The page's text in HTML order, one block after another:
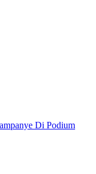
Di Podium